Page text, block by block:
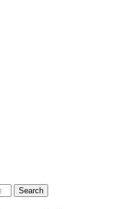
Search